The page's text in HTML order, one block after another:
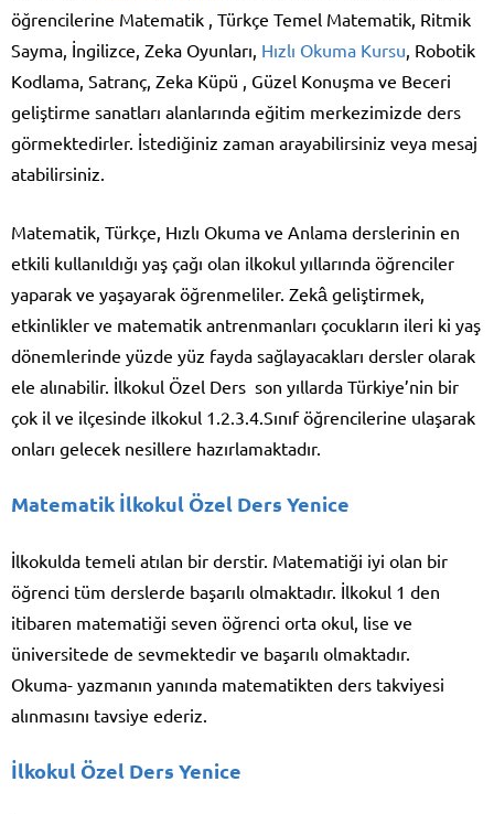
öğrencilerine Matematik , Türkçe Temel Matematik, Ritmik
Sayma, İngilizce, Zeka Oyunları, Hızlı Okuma Kursu , Robotik
Kodlama, Satranç, Zeka Küpü , Güzel Konuşma ve Beceri
geliştirme sanatları alanlarında eğitim merkezimizde ders
görmektedirler. İstediğiniz zaman arayabilirsiniz veya mesaj
atabilirsiniz.
Matematik, Türkçe, Hızlı Okuma ve Anlama derslerinin en
etkili kullanıldığı yaş çağı olan ilkokul yıllarında öğrenciler
yaparak ve yaşayarak öğrenmeliler. Zekâ geliştirmek,
etkinlikler ve matematik antrenmanları çocukların ileri ki yaş
dönemlerinde yüzde yüz fayda sağlayacakları dersler olarak
ele alınabilir. İlkokul Özel Ders son yıllarda Türkiye’nin bir
çok il ve ilçesinde ilkokul 1.2.3.4.Sınıf öğrencilerine ulaşarak
onları gelecek nesillere hazırlamaktadır.
Matematik İlkokul Özel Ders Yenice
İlkokulda temeli atılan bir derstir. Matematiği iyi olan bir
öğrenci tüm derslerde başarılı olmaktadır. İlkokul 1 den
itibaren matematiği seven öğrenci orta okul, lise ve
üniversitede de sevmektedir ve başarılı olmaktadır.
Okuma- yazmanın yanında matematikten ders takviyesi
alınmasını tavsiye ederiz.
İlkokul Özel Ders Yenice